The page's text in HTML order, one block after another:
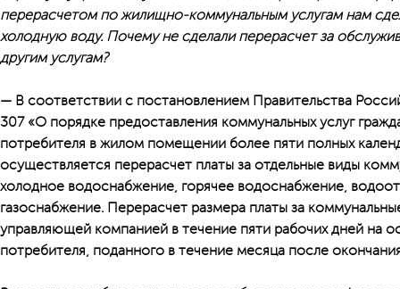
перерасчетом по жилищно-коммунальным услугам нам
холодную воду. Почему не сделали перерасчет за
другим услугам?
— В соответствии с постановлением Правительства
307 «О порядке предоставления коммунальных услуг
потребителя в жилом помещении более пяти полных
осуществляется перерасчет платы за отдельные виды
холодное водоснабжение, горячее водоснабжение,
газоснабжение. Перерасчет размера платы за
управляющей компанией в течение пяти рабочих дней на
потребителя, поданного в течение месяца после